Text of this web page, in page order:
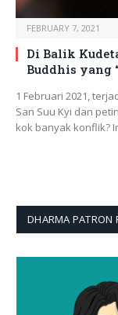
FEBRUARY 7, 2021
Di Balik
Buddhis yang
1 Februari 2021,
San Suu Kyi dan
kok banyak konflik?
DHARMA PATRON